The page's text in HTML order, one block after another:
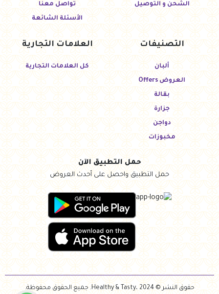
الشحن و التوصيل تواصل معنا
الأسئلة الشائعة
التصنيفات
ألبان
العروض Offers
بقالة
جزارة
دواجن
مخبوزات
العلامات التجارية
كل العلامات التجارية
حمل التطبيق الآن
حمل التطبيق واحصل على أحدث العروض
حقوق النشر © Healthy & Tasty، 2024. جميع الحقوق محفوظة.